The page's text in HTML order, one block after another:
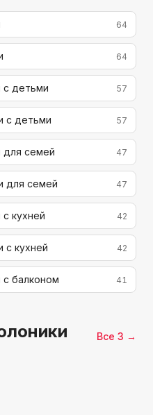
64
64
с детьми 57
с детьми 57
для семей 47
для семей 47
кухней 42
с кухней 42
балконом 41
Все 3 →